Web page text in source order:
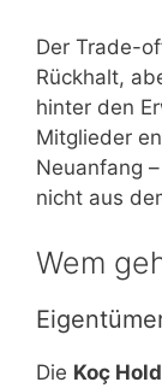
Der Trade-
Rückhalt,
hinter den
Mitglieder
Neuanfang
nicht aus
Wem
Die Koç